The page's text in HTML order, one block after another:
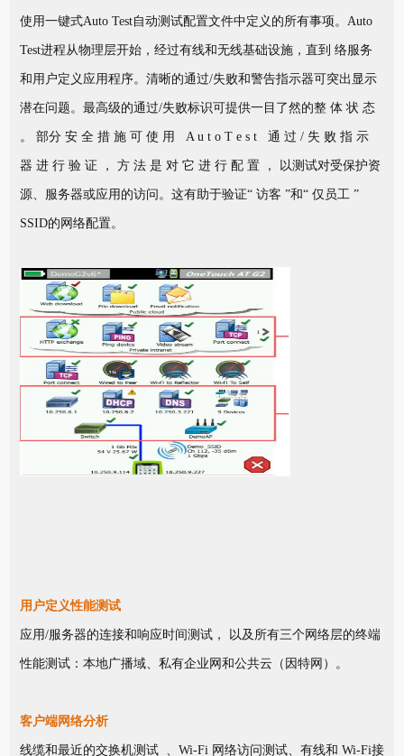
使用一键式Auto Test自动测试配置文件中定义的所有事项。Auto
Test进程从物理层开始，经过有线和无线基础设施，直到 络服务
和用户定义应用程序。清晰的通过/失败和警告指示器可突出显示
潜在问题。最高级的通过/失败标识可提供一目了然的整 体 状 态
。 部分 安 全 措 施 可 使 用 A u t o T e s t 通 过 / 失 败 指 示
器 进 行 验 证 ， 方 法 是 对 它 进 行 配 置 ， 以测试对受保护资
源、服务器或应用的访问。这有助于验证“ 访客 ”和“ 仅员工 ”
SSID的网络配置。
用户定义性能测试
应用/服务器的连接和响应时间测试， 以及所有三个网络层的终端
性能测试：本地广播域、私有企业网和公共云（因特网）。
客户端网络分析
线缆和最近的交换机测试 、Wi-Fi 网络访问测试、有线和 Wi-Fi接